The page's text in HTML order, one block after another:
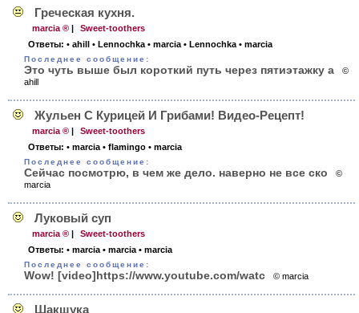
Греческая кухня.
marcia ® |
Sweet-toothers
Ответы: • ahill • Lennochka • marcia • Lennochka • marcia
Последнее сообщение:
Это чуть выше был короткий путь через пятиэтажку а
©
ahill
Жульен С Курицей И Грибами! Видео-Рецепт!
marcia ® |
Sweet-toothers
Ответы: • marcia • flamingo • marcia
Последнее сообщение:
Сейчас посмотрю, в чем же дело. наверно не все ско
©
marcia
Луковый суп
marcia ® |
Sweet-toothers
Ответы: • marcia • marcia • marcia
Последнее сообщение:
Wow! [video]­https://www.yo­utube.com/watc­ © marcia
Шакшука